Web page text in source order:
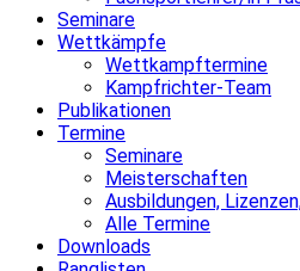
Seminare
Wettkämpfe
Wettkampftermine
Kampfrichter-Team
Publikationen
Termine
Seminare
Meisterschaften
Ausbildungen,
Alle Termine
Downloads